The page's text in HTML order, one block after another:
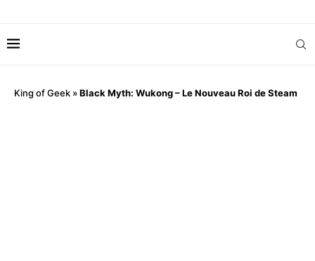
King of Geek »Black Myth: Wukong – Le Nouveau Roi de Steam